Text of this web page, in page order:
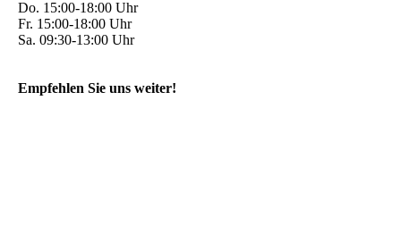
Do. 15:00-18:00 Uhr
Fr. 15:00-18:00 Uhr
Sa. 09:30-13:00 Uhr
Empfehlen Sie uns weiter!